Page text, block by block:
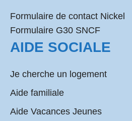
Formulaire de contact Nickel
Formulaire G30 SNCF
AIDE SOCIALE
Je cherche un logement
Aide familiale
Aide Vacances Jeunes